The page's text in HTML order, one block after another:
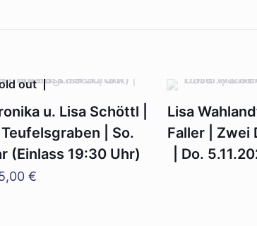
out
u. Lisa Schöttl |
| So.
(Einlass 19:30 Uhr)
€
Lisa
Faller | Zwei
| Do.